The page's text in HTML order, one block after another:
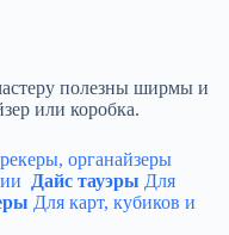
полезны ширмы и
или коробка.
органайзеры
Дайс тауэры Для
Для карт, кубиков и